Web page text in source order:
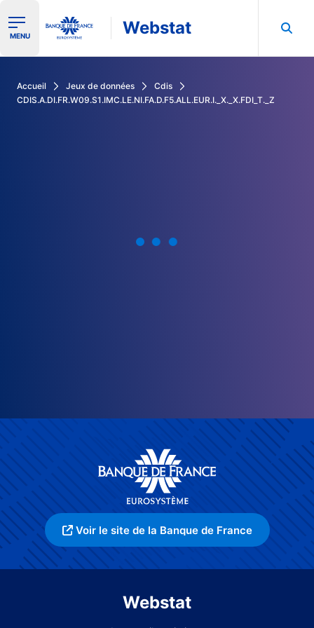
Ouvrir le menu de navigation
MENU Webstat
Accueil Jeux de données
Cdis
CDIS.A.DI.FR.W09.S1.IMC.LE.NI.FA.D.F5.ALL.EUR.I._X._X.FDI_T._Z
Voir le site de la Banque de France
Webstat